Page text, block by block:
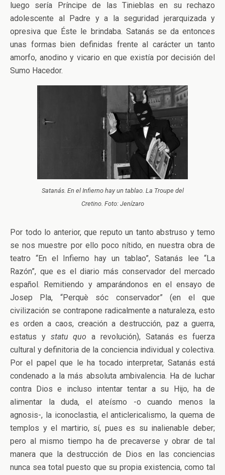
luego sería Príncipe de las Tinieblas en su rechazo
adolescente al Padre y a la seguridad jerarquizada y
opresiva que Éste le brindaba. Satanás se da entonces
unas formas bien definidas frente al carácter un tanto
amorfo, anodino y vicario en que existía por decisión del
Sumo Hacedor.
Satanás. En el Infierno hay un tablao. La Troupe del
Cretino. Foto: Jenízaro
Por todo lo anterior, que reputo un tanto abstruso y temo
se nos muestre por ello poco nítido, en nuestra obra de
teatro “En el Infierno hay un tablao”, Satanás lee “La
Razón”, que es el diario más conservador del mercado
español. Remitiendo y amparándonos en el ensayo de
Josep Pla, “Perquè sóc conservador” (en el que
civilización se contrapone radicalmente a naturaleza, esto
es orden a caos, creación a destrucción, paz a guerra,
estatus y statu quo a revolución), Satanás es fuerza
cultural y definitoria de la conciencia individual y colectiva.
Por el papel que le ha tocado interpretar, Satanás está
condenado a la más absoluta ambivalencia. Ha de luchar
contra Dios e incluso intentar tentar a su Hijo, ha de
alimentar la duda, el ateísmo -o cuando menos la
agnosis-, la iconoclastia, el anticlericalismo, la quema de
templos y el martirio, sí, pues es su inalienable deber;
pero al mismo tiempo ha de precaverse y obrar de tal
manera que la destrucción de Dios en las conciencias
nunca sea total puesto que su propia existencia, como tal